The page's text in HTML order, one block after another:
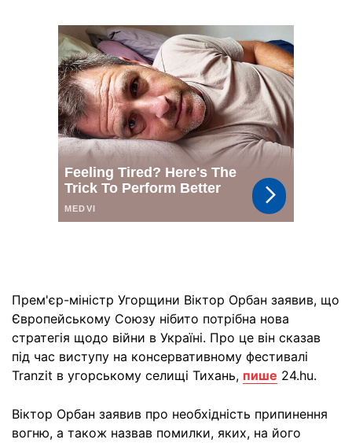
Прем'єр-міністр Угорщини Віктор Орбан заявив, що
Європейському Союзу нібито потрібна нова
стратегія щодо війни в Україні. Про це він сказав
під час виступу на консервативному фестивалі
Tranzit в угорському селищі Тихань, пише 24.hu.
Віктор Орбан заявив про необхідність припинення
вогню, а також назвав помилки, яких, на його